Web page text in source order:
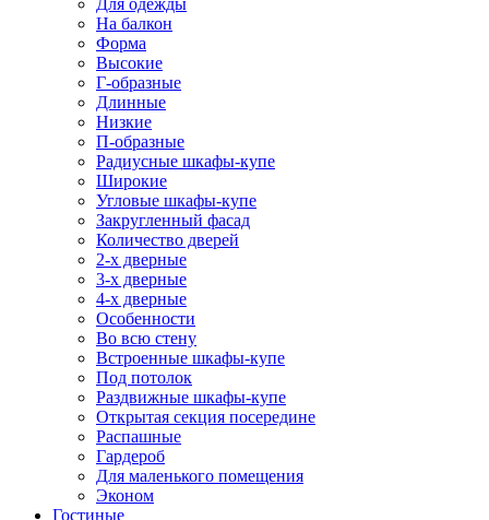
Для одежды
На балкон
Форма
Высокие
Г-образные
Длинные
Низкие
П-образные
Радиусные шкафы-купе
Широкие
Угловые шкафы-купе
Закругленный фасад
Количество дверей
2-х дверные
3-х дверные
4-х дверные
Особенности
Во всю стену
Встроенные шкафы-купе
Под потолок
Раздвижные шкафы-купе
Открытая секция посередине
Распашные
Гардероб
Для маленького помещения
Эконом
Гостиные